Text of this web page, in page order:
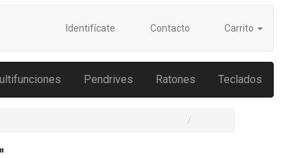
Identifícate Contacto Carrito
Pendrives Ratones Teclados